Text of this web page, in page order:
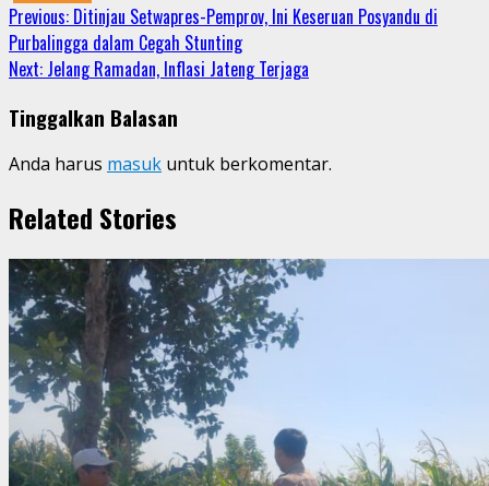
Continue
Reading
Previous: Ditinjau Setwapres-Pemprov, Ini Keseruan Posyandu di
Purbalingga dalam Cegah Stunting
Next: Jelang Ramadan, Inflasi Jateng Terjaga
Tinggalkan Balasan
Anda harus masuk untuk berkomentar.
Related Stories